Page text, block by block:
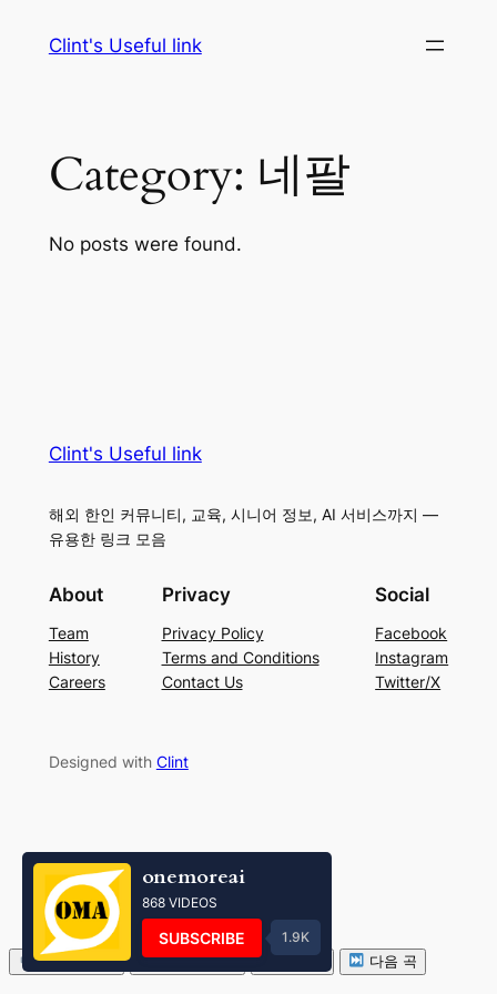
Clint's Useful link
Category: 네팔
No posts were found.
Clint's Useful link
해외 한인 커뮤니티, 교육, 시니어 정보, AI 서비스까지 —
유용한 링크 모음
About
Team
History
Careers
Privacy
Privacy Policy
Terms and Conditions
Contact Us
Social
Facebook
Instagram
Twitter/X
Designed with Clint
볼륨 줄이기 볼륨 키우기 다음 곡
onemoreai
868 VIDEOS
SUBSCRIBE 1.9K